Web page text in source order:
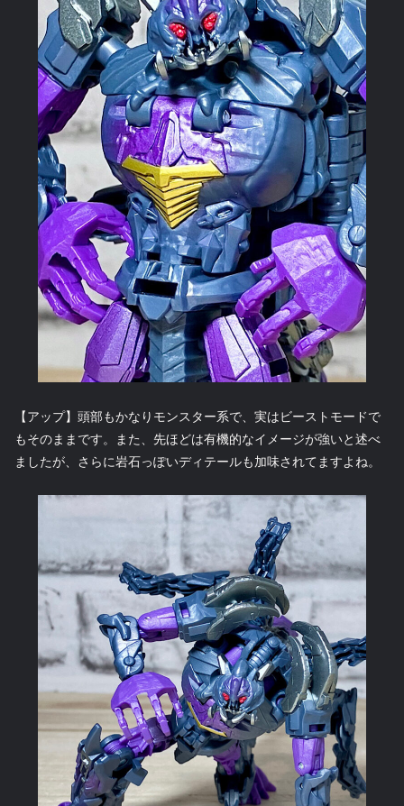
【アップ】頭部もかなりモンスター系で、実はビーストモードで
もそのままです。また、先ほどは有機的なイメージが強いと述べ
ましたが、さらに岩石っぽいディテールも加味されてますよね。